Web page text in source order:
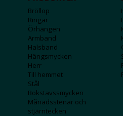
Bröllop
Ringar
Örhängen
Armband
Halsband
Hängsmycken
Herr
Till hemmet
Stål
Bokstavssmycken
Månadsstenar och
stjärntecken